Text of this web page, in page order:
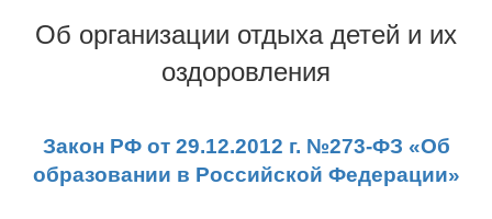
Об организации отдыха детей и их
оздоровления
Закон РФ от 29.12.2012 г. №273-ФЗ «Об
образовании в Российской Федерации»